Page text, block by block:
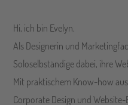
Hi, ich bin Evelyn.
Als Designerin und
Soloselbständige dabei, ihre
Mit praktischem Know-how
Corporate Design und